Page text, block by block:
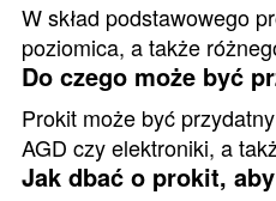
W skład podstawowego
poziomica, a także
Do czego może być
Prokit może być
AGD czy elektroniki, a
Jak dbać o prokit,